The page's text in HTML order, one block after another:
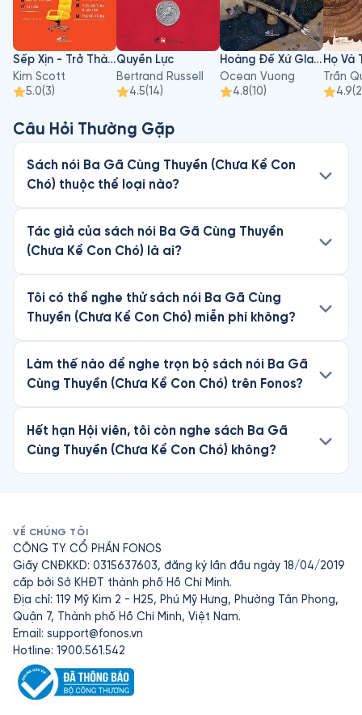
Sếp Xịn - Trở Thành Vị Sếp Khó Tính Thân Tình
Kim Scott
5.0(3)
Quyền Lực
Bertrand Russell
4.5(14)
Hoàng Đế Xứ Gladness
Ocean Vuong
4.8(10)
Trần
4.9(
Câu Hỏi Thường Gặp
Sách nói Ba Gã Cùng Thuyền (Chưa Kể Con
Chó) thuộc thể loại nào?
Tác giả của sách nói Ba Gã Cùng Thuyền
(Chưa Kể Con Chó) là ai?
Tôi có thể nghe thử sách nói Ba Gã Cùng
Thuyền (Chưa Kể Con Chó) miễn phí không?
Làm thế nào để nghe trọn bộ sách nói Ba Gã
Cùng Thuyền (Chưa Kể Con Chó) trên Fonos?
Hết hạn Hội viên, tôi còn nghe sách Ba Gã
Cùng Thuyền (Chưa Kể Con Chó) không?
VỀ CHÚNG TÔI
CÔNG TY CỔ PHẦN FONOS
Giấy CNĐKKD: 0315637603, đăng ký lần đầu ngày 18/04/2019
cấp bởi Sở KHĐT thành phố Hồ Chí Minh.
Địa chỉ: 119 Mỹ Kim 2 - H25, Phú Mỹ Hưng, Phường Tân Phong,
Quận 7, Thành phố Hồ Chí Minh, Việt Nam.
Email: support@fonos.vn
Hotline: 1900.561.542